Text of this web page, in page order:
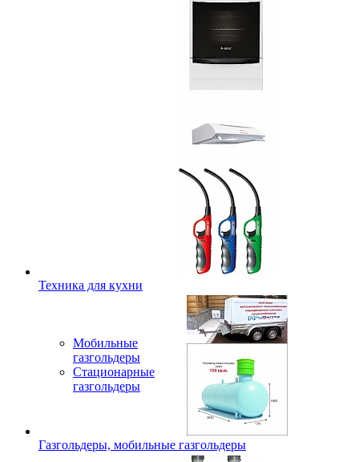
Техника для кухни
Мобильные
газгольдеры
Стационарные
газгольдеры
Газгольдеры, мобильные газгольдеры